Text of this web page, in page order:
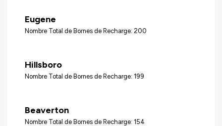
Eugene
Nombre Total de Bornes de Recharge: 200
Hillsboro
Nombre Total de Bornes de Recharge: 199
Beaverton
Nombre Total de Bornes de Recharge: 154